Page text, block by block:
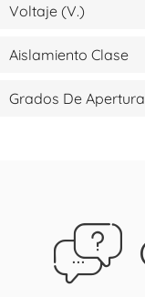
Voltaje (V.)
Aislamiento Clase
Grados De